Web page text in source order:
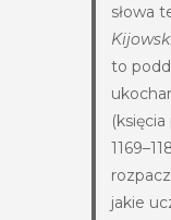
słowa
to
jakie